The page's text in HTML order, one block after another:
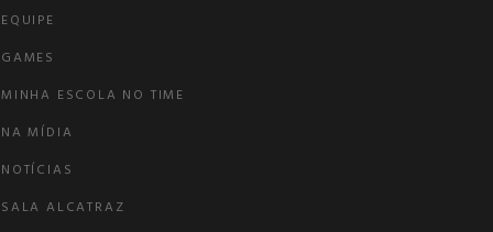
EQUIPE
GAMES
MINHA ESCOLA NO TIME
NA MÍDIA
NOTÍCIAS
SALA ALCATRAZ